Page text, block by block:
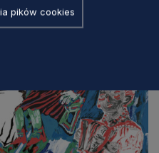
pików cookies